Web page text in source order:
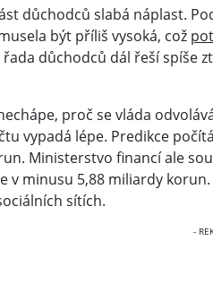
důchodců slabá náplast.
být příliš vysoká, což
řada důchodců dál řeší spíše
proč se vláda
vypadá lépe. Predikce
Ministerstvo financí ale
v minusu 5,88 miliardy
sítích.